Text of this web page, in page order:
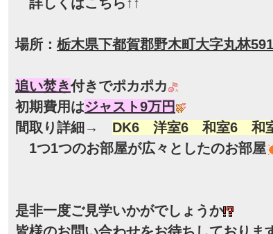
場所： 栃木県下都賀郡野木町大字丸林
追い焚き付きでポカポカ
初期費用はジャスト9万円
間取り詳細→ DK6 洋室6 和室6 和
1つ1つのお部屋が広々としたのお部屋
是非一度ご見学いかがでしょうか